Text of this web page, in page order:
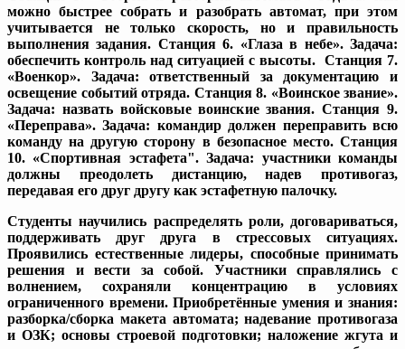
можно быстрее собрать и разобрать автомат, при этом
учитывается не только скорость, но и правильность
выполнения задания. Станция 6. «Глаза в небе». Задача:
обеспечить контроль над ситуацией с высоты. Станция 7.
«Военкор». Задача: ответственный за документацию и
освещение событий отряда. Станция 8. «Воинское звание».
Задача: назвать войсковые воинские звания. Станция 9.
«Переправа». Задача: командир должен переправить всю
команду на другую сторону в безопасное место. Станция
10. «Спортивная эстафета". Задача: участники команды
должны преодолеть дистанцию, надев противогаз,
передавая его друг другу как эстафетную палочку.
Студенты научились распределять роли, договариваться,
поддерживать друг друга в стрессовых ситуациях.
Проявились естественные лидеры, способные принимать
решения и вести за собой. Участники справлялись с
волнением, сохраняли концентрацию в условиях
ограниченного времени. Приобретённые умения и знания:
разборка/сборка макета автомата; надевание противогаза
и ОЗК; основы строевой подготовки; наложение жгута и